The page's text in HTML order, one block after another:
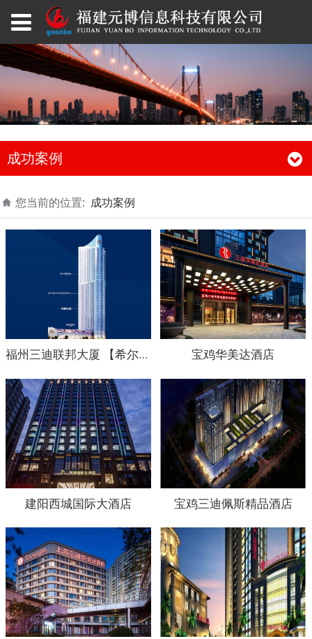
成功案例
您当前的位置: 成功案例
福州三迪联邦大厦 【希尔顿大酒店】 宝鸡华美达酒店
建阳西城国际大酒店 宝鸡三迪佩斯精品酒店